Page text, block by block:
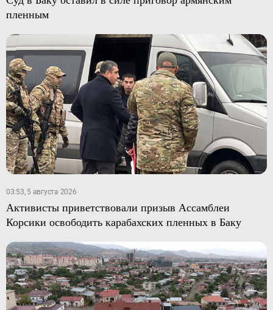
пленным
03:53, 5 августа 2026
Активисты приветствовали призыв Ассамблеи
Корсики освободить карабахских пленных в Баку